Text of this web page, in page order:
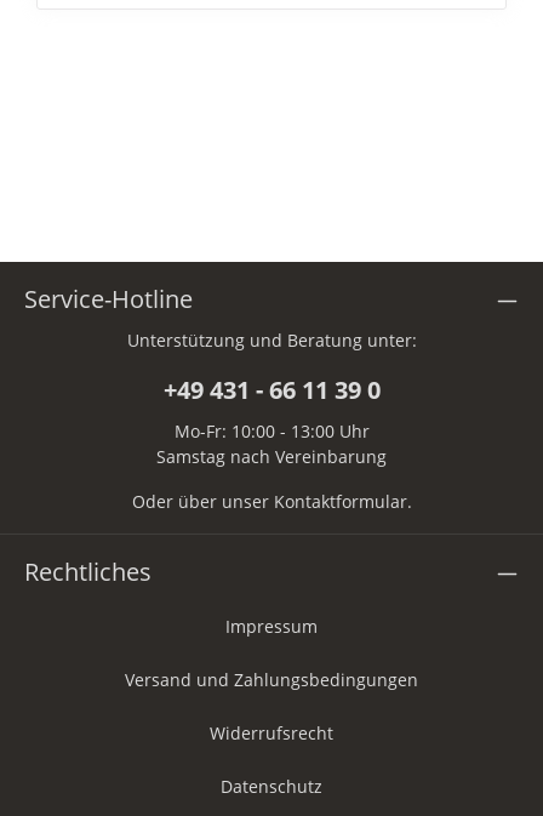
Service-Hotline
Unterstützung und Beratung unter:
+49 431 - 66 11 39 0
Mo-Fr: 10:00 - 13:00 Uhr
Samstag nach Vereinbarung
Oder über unser Kontaktformular.
Rechtliches
Impressum
Versand und Zahlungsbedingungen
Widerrufsrecht
Datenschutz